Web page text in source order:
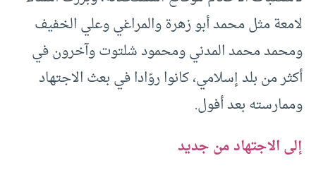
لامعة مثل محمد أبو زهرة والمراغي وعلي الخفيف
ومحمد محمد المدني ومحمود شلتوت وآخرون في
أكثر من بلد إسلامي، كانوا روّادا في بعث الاجتهاد
وممارسته بعد أفول.
إلى الاجتهاد من جديد